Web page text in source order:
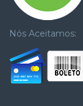
Nós Aceitamos: